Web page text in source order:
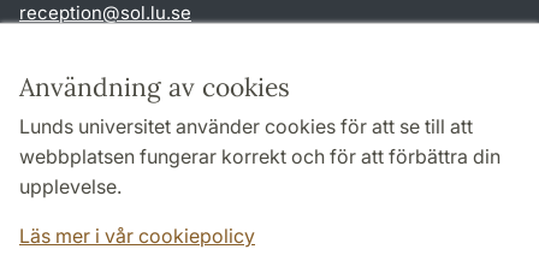
Användning av cookies
Lunds universitet använder cookies för att se till att
webbplatsen fungerar korrekt och för att förbättra din
upplevelse.
Läs mer i vår cookiepolicy
reception@sol.lu.se
Genvägar
Om webbplatsen och cookies
Behandling av personuppgifter
Tillgänglighetsredogörelse